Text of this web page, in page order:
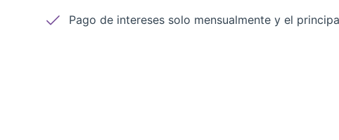
Pago de intereses solo mensualmente y el